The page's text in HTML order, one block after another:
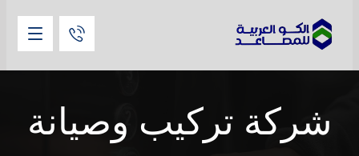
شركة تركيب وصيانة